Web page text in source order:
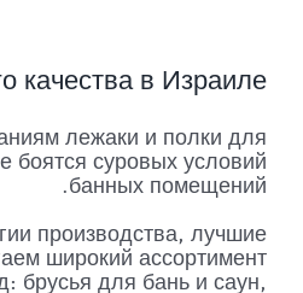
качества в Израиле
лежаки и полки для
суровых условий
банных помещений.
производства, лучшие
широкий ассортимент
брусья для бань и саун,